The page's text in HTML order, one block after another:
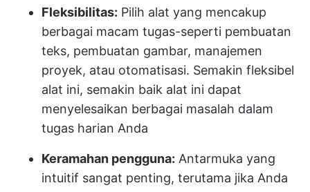
Fleksibilitas: Pilih alat yang mencakup
berbagai macam tugas-seperti pembuatan
teks, pembuatan gambar, manajemen
proyek, atau otomatisasi. Semakin fleksibel
alat ini, semakin baik alat ini dapat
menyelesaikan berbagai masalah dalam
tugas harian Anda
Keramahan pengguna: Antarmuka yang
intuitif sangat penting, terutama jika Anda